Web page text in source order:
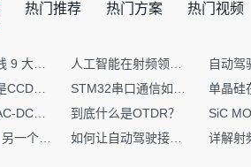
热门推荐 热门方案 热门视频
到底什么是OTDR？